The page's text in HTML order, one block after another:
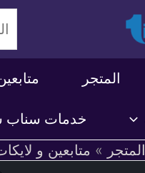
المتجر
خدمات سناب
المتجر » متابعين و